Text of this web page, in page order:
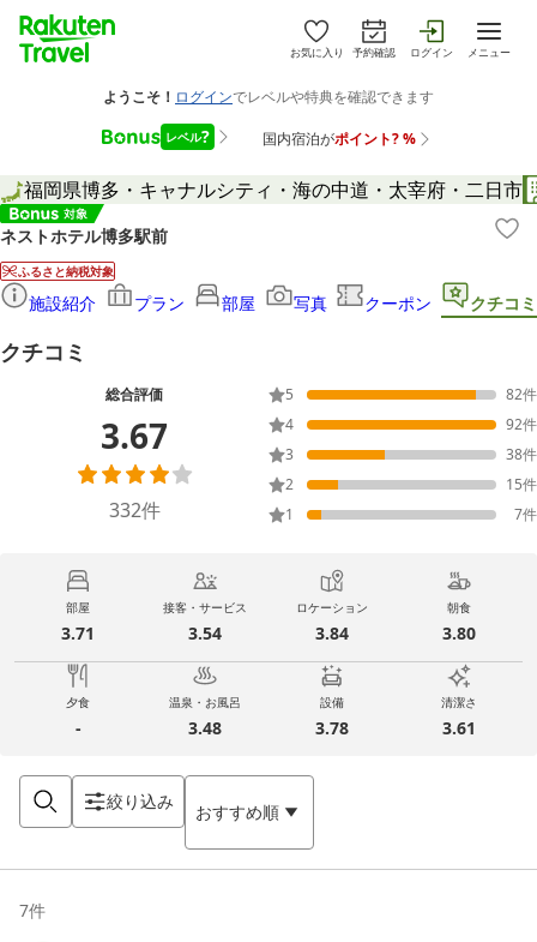
お気に入り 予約確認 ログイン メニュー
福岡県博多・キャナルシティ・海の中道・太宰府・二日市
ネストホテル博多駅前
ふるさと納税対象
施設紹介 プラン 部屋 写真 クーポン クチコミ
クチコミ
総合評価
3.67
332件
5 82件
4
92件
3
38件
2
15件
1
7件
部屋
3.71
接客・サービス
3.54
ロケーション
3.84
朝食
3.80
夕食
-
温泉・お風呂
3.48
設備
3.78
清潔さ
3.61
絞り込み おすすめ順
7件